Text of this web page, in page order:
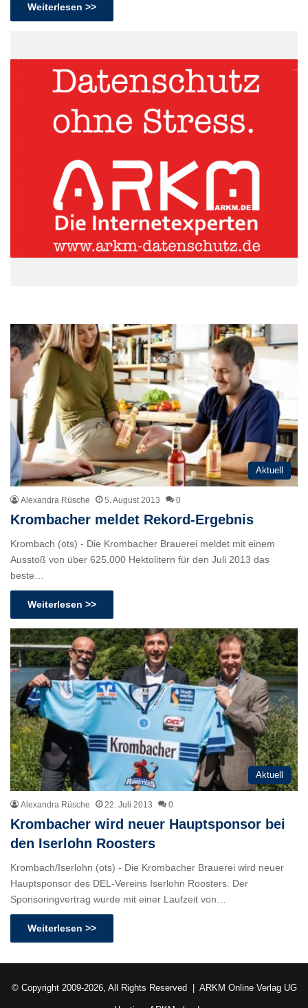
Weiterlesen >>
Aktuell
Alexandra Rüsche 5. August 2013 0
Krombacher meldet Rekord-Ergebnis
Krombach (ots) - Die Krombacher Brauerei meldet mit einem
Ausstoß von über 625.000 Hektolitern für den Juli 2013 das
beste…
Weiterlesen >>
Aktuell
Alexandra Rüsche 22. Juli 2013 0
Krombacher wird neuer Hauptsponsor bei
den Iserlohn Roosters
Krombach/Iserlohn (ots) - Die Krombacher Brauerei wird neuer
Hauptsponsor des DEL-Vereins Iserlohn Roosters. Der
Sponsoringvertrag wurde mit einer Laufzeit von…
Weiterlesen >>
© Copyright 2009-2026, All Rights Reserved | ARKM Online Verlag UG